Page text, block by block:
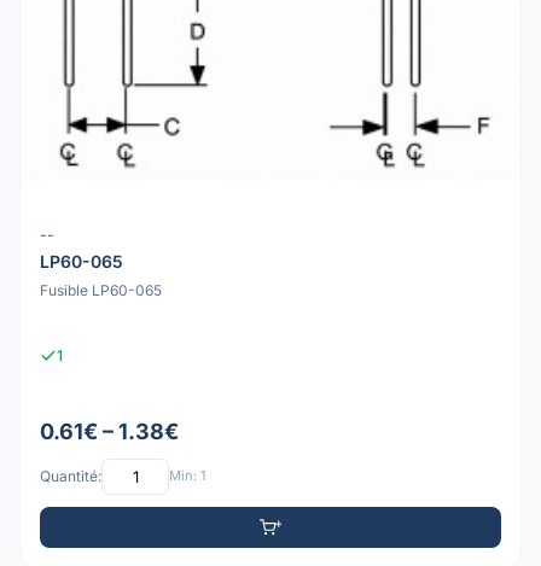
--
LP60-065
Fusible LP60-065
1
0.61€ – 1.38€
Quantité: Min: 1